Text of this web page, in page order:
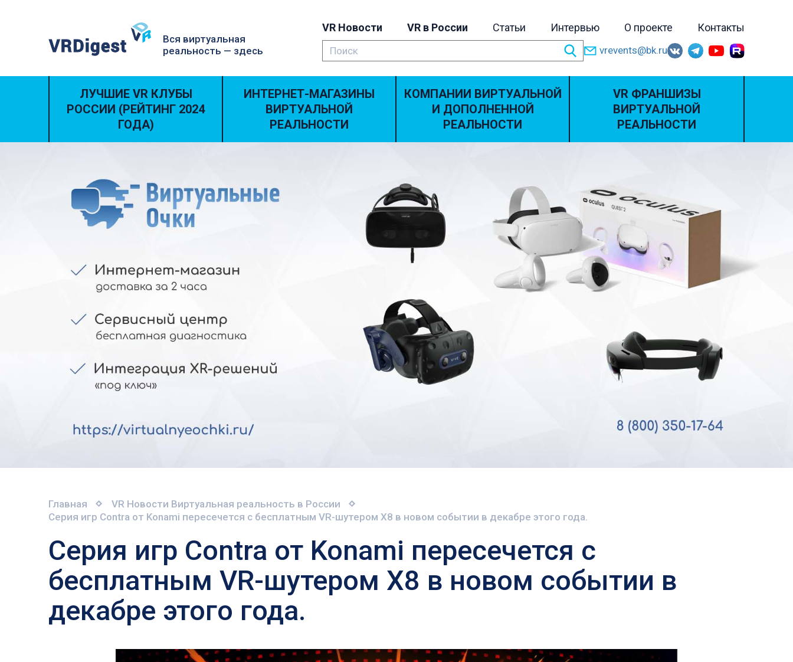
Вся виртуальная
реальность — здесь
VR Новости VR в России Статьи Интервью О проекте Контакты
vrevents@bk.ru
ЛУЧШИЕ VR КЛУБЫ
РОССИИ (РЕЙТИНГ 2024
ГОДА)
ИНТЕРНЕТ-МАГАЗИНЫ
ВИРТУАЛЬНОЙ
РЕАЛЬНОСТИ
КОМПАНИИ ВИРТУАЛЬНОЙ
И ДОПОЛНЕННОЙ
РЕАЛЬНОСТИ
VR ФРАНШИЗЫ
ВИРТУАЛЬНОЙ
РЕАЛЬНОСТИ
Главная VR Новости Виртуальная реальность в России
Серия игр Contra от Konami пересечется с бесплатным VR-шутером X8 в новом событии в декабре этого года.
Серия игр Contra от Konami пересечется с
бесплатным VR-шутером X8 в новом событии в
декабре этого года.